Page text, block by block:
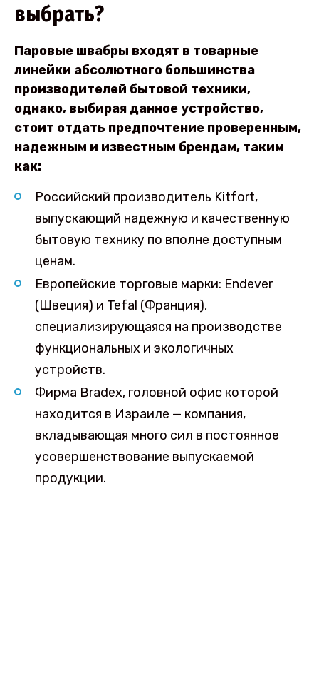
выбрать?
Паровые швабры входят в товарные
линейки абсолютного большинства
производителей бытовой техники,
однако, выбирая данное устройство,
стоит отдать предпочтение проверенным,
надежным и известным брендам, таким
как:
Российский производитель Kitfort,
выпускающий надежную и качественную
бытовую технику по вполне доступным
ценам.
Европейские торговые марки: Endever
(Швеция) и Tefal (Франция),
специализирующаяся на производстве
функциональных и экологичных
устройств.
Фирма Bradex, головной офис которой
находится в Израиле — компания,
вкладывающая много сил в постоянное
усовершенствование выпускаемой
продукции.